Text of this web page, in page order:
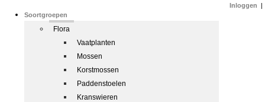
Soortgroepen
Flora
Vaatplanten
Mossen
Korstmossen
Paddenstoelen
Kranswieren
Inloggen |